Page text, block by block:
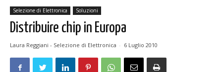
Selezione di Elettronica Soluzioni
Distribuire chip in Europa
Laura Reggiani - Selezione di Elettronica - 6 Luglio 2010